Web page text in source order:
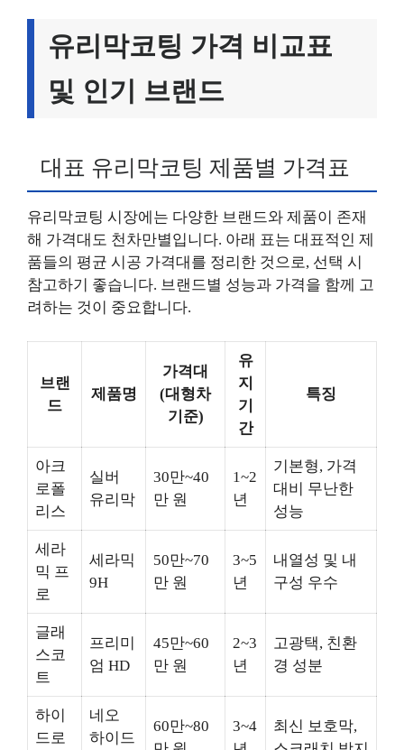
유리막코팅 가격 비교표
및 인기 브랜드
대표 유리막코팅 제품별 가격표
유리막코팅 시장에는 다양한 브랜드와 제품이 존재
해 가격대도 천차만별입니다. 아래 표는 대표적인 제
품들의 평균 시공 가격대를 정리한 것으로, 선택 시
참고하기 좋습니다. 브랜드별 성능과 가격을 함께 고
려하는 것이 중요합니다.
브랜
드
제품명
가격대
(대형차
기준)
유
지
기
간
특징
아크
로폴
리스
실버
유리막
30만~40
만 원
1~2
년
기본형, 가격
대비 무난한
성능
세라
믹 프
로
세라믹
9H
50만~70
만 원
3~5
년
내열성 및 내
구성 우수
글래
스코
트
프리미
엄 HD
45만~60
만 원
2~3
년
고광택, 친환
경 성분
하이
드로
네오
하이드
60만~80
3~4
최신 보호막,